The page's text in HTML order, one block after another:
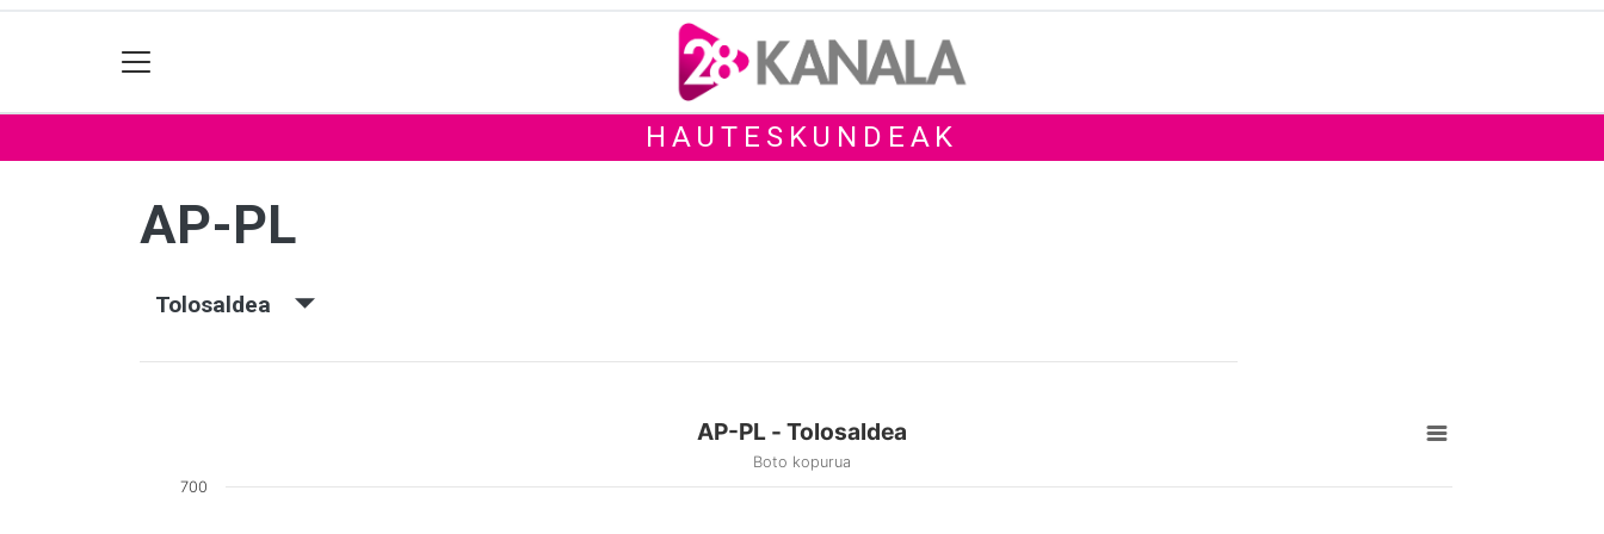
HAUTESKUNDEAK
AP-PL
Tolosaldea
AP-PL - Tolosaldea
Boto kopurua
700